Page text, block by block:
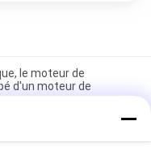
le moteur de
d'un moteur de
pour